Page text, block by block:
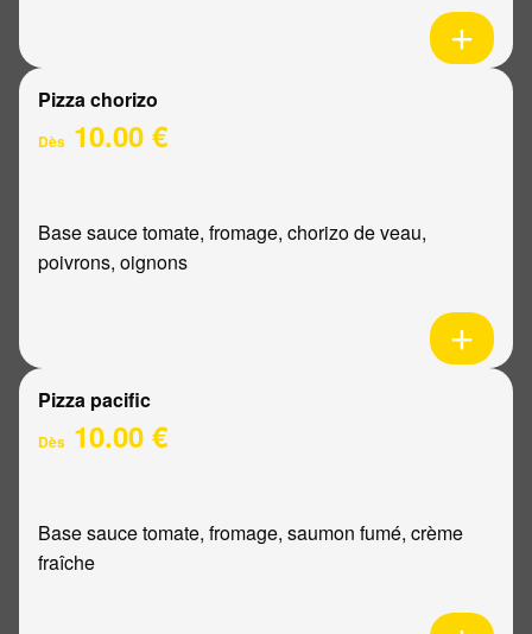
Pizza chorizo
Dès 10.00 €
Base sauce tomate, fromage, chorizo de veau,
poivrons, oignons
Pizza pacific
Dès 10.00 €
Base sauce tomate, fromage, saumon fumé, crème
fraîche